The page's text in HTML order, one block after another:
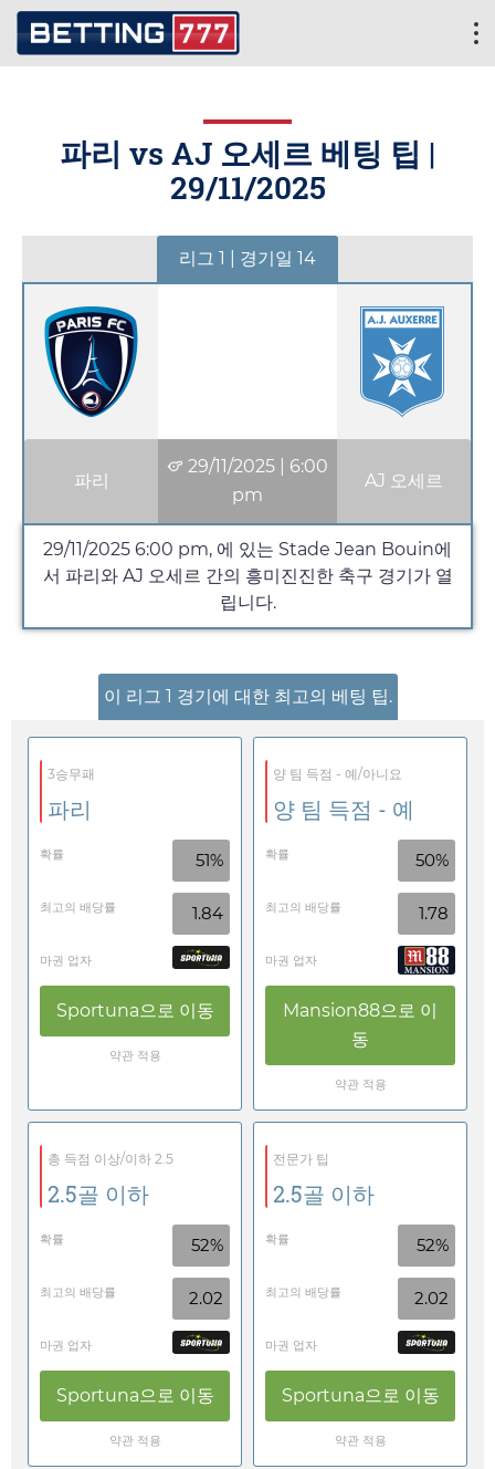
파리 vs AJ 오세르 베팅 팁 |
29/11/2025
리그 1 | 경기일 14
파리
29/11/2025| 6:00
pm
AJ 오세르
29/11/2025 6:00 pm, 에 있는 Stade Jean Bouin에
서 파리와 AJ 오세르 간의 흥미진진한 축구 경기가 열
립니다.
이 리그 1 경기에 대한 최고의 베팅 팁.
3승무패
파리
확률 51%
최고의 배당률 1.84
마권 업자
Sportuna으로 이동
약관 적용
양 팀 득점 - 예/아니요
양 팀 득점 - 예
확률 50%
최고의 배당률 1.78
마권 업자
Mansion88으로 이
동
약관 적용
총 득점 이상/이하 2.5
2.5골 이하
확률 52%
최고의 배당률 2.02
마권 업자
Sportuna으로 이동
약관 적용
전문가 팁
2.5골 이하
확률 52%
최고의 배당률 2.02
마권 업자
Sportuna으로 이동
약관 적용